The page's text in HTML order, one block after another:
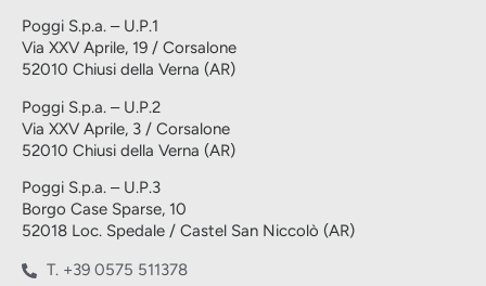
Poggi S.p.a. – U.P.1
Via XXV Aprile, 19 / Corsalone
52010 Chiusi della Verna (AR)
Poggi S.p.a. – U.P.2
Via XXV Aprile, 3 / Corsalone
52010 Chiusi della Verna (AR)
Poggi S.p.a. – U.P.3
Borgo Case Sparse, 10
52018 Loc. Spedale / Castel San Niccolò (AR)
T. +39 0575 511378